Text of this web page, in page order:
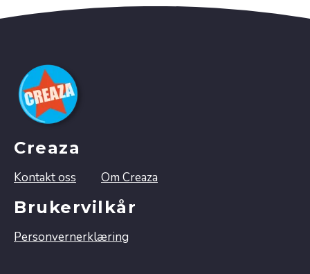
Creaza
Kontakt oss Om Creaza
Brukervilkår
Personvernerklæring